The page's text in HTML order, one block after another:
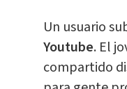
Un usuario
Youtube. El
compartido